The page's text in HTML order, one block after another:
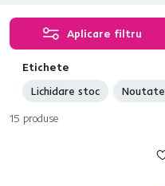
Aplicare filtru
Etichete
Lichidare stoc
Noutate
15 produse